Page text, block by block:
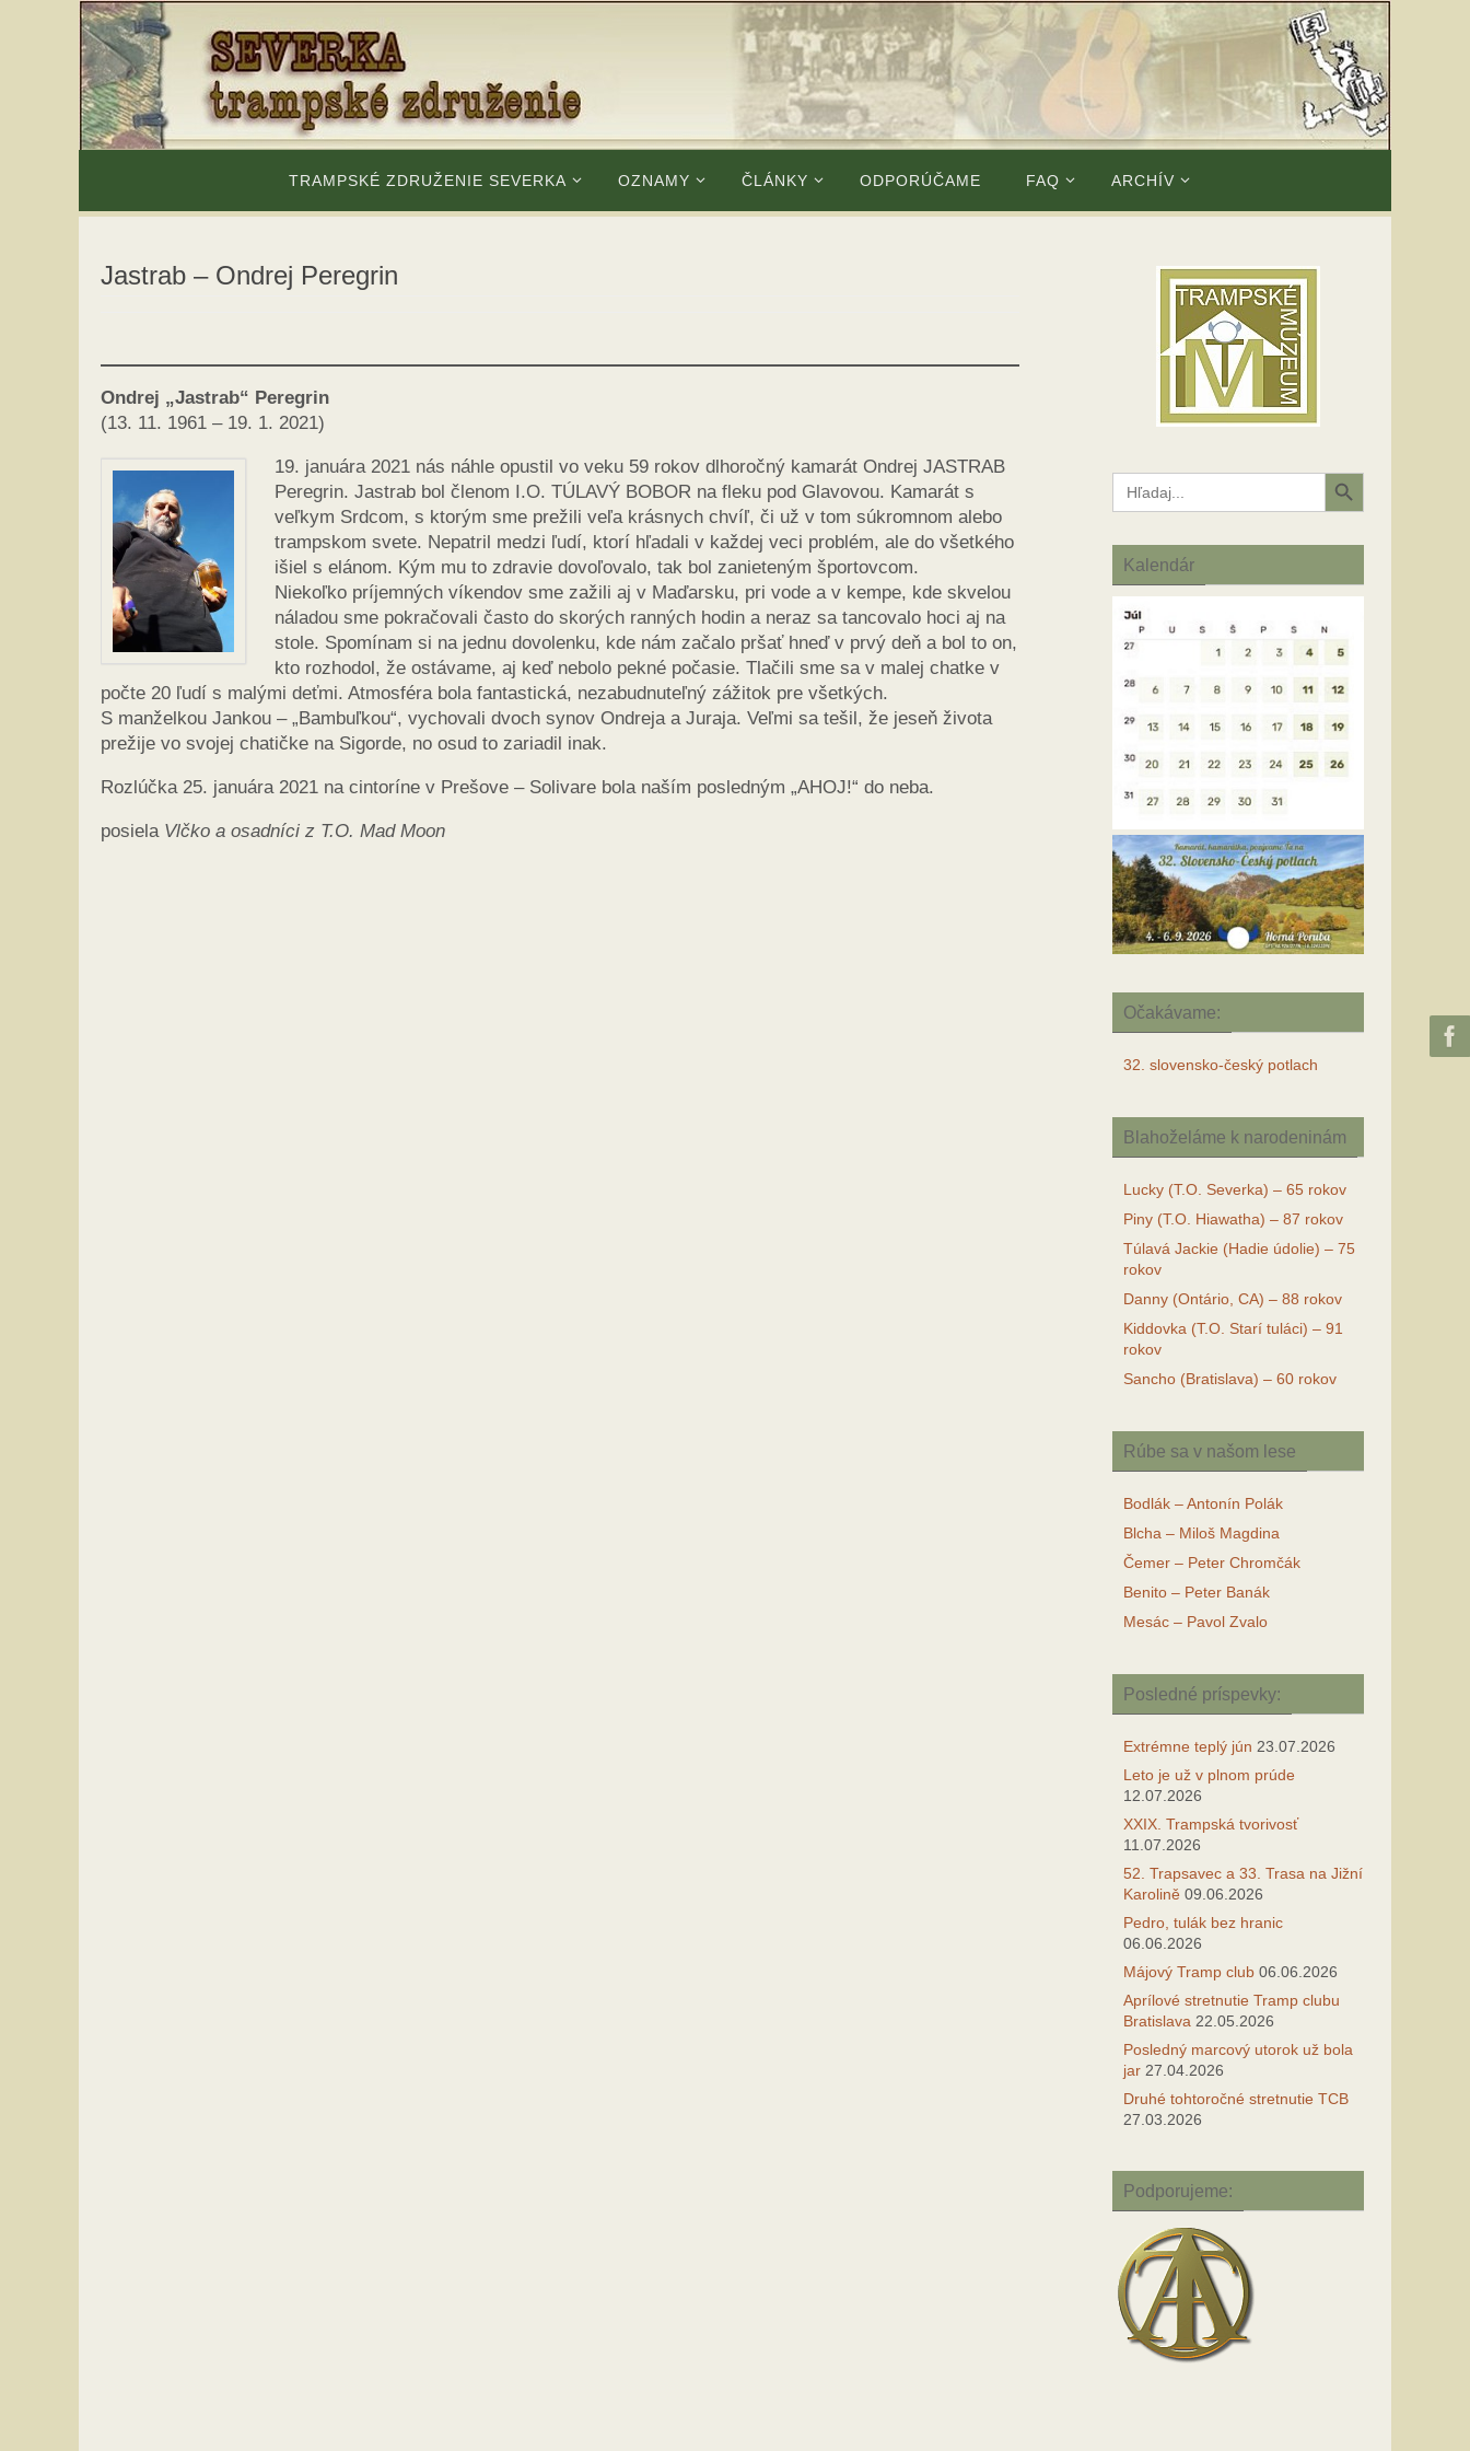
TRAMPSKÉ ZDRUŽENIE SEVERKA OZNAMY ČLÁNKY ODPORÚČAME FAQ ARCHÍV
Jastrab – Ondrej Peregrin
Ondrej „Jastrab“ Peregrin
(13. 11. 1961 – 19. 1. 2021)
19. januára 2021 nás náhle opustil vo veku 59 rokov dlhoročný kamarát Ondrej JASTRAB
Peregrin. Jastrab bol členom I.O. TÚLAVÝ BOBOR na fleku pod Glavovou. Kamarát s
veľkym Srdcom, s ktorým sme prežili veľa krásnych chvíľ, či už v tom súkromnom alebo
trampskom svete. Nepatril medzi ľudí, ktorí hľadali v každej veci problém, ale do všetkého
išiel s elánom. Kým mu to zdravie dovoľovalo, tak bol zanieteným športovcom.
Niekoľko príjemných víkendov sme zažili aj v Maďarsku, pri vode a v kempe, kde skvelou
náladou sme pokračovali často do skorých ranných hodin a neraz sa tancovalo hoci aj na
stole. Spomínam si na jednu dovolenku, kde nám začalo pršať hneď v prvý deň a bol to on,
kto rozhodol, že ostávame, aj keď nebolo pekné počasie. Tlačili sme sa v malej chatke v
počte 20 ľudí s malými deťmi. Atmosféra bola fantastická, nezabudnuteľný zážitok pre všetkých.
S manželkou Jankou – „Bambuľkou“, vychovali dvoch synov Ondreja a Juraja. Veľmi sa tešil, že jeseň života
prežije vo svojej chatičke na Sigorde, no osud to zariadil inak.
Rozlúčka 25. januára 2021 na cintoríne v Prešove – Solivare bola naším posledným „AHOJ!“ do neba.
posiela Vlčko a osadníci z T.O. Mad Moon
Search
for:
Search Button
Kalendár
Očakávame:
32. slovensko-český potlach
Blahoželáme k narodeninám
Lucky (T.O. Severka) – 65 rokov
Piny (T.O. Hiawatha) – 87 rokov
Túlavá Jackie (Hadie údolie) – 75
rokov
Danny (Ontário, CA) – 88 rokov
Kiddovka (T.O. Starí tuláci) – 91
rokov
Sancho (Bratislava) – 60 rokov
Rúbe sa v našom lese
Bodlák – Antonín Polák
Blcha – Miloš Magdina
Čemer – Peter Chromčák
Benito – Peter Banák
Mesác – Pavol Zvalo
Posledné príspevky:
Extrémne teplý jún 23.07.2026
Leto je už v plnom prúde
12.07.2026
XXIX. Trampská tvorivosť
11.07.2026
52. Trapsavec a 33. Trasa na Jižní
Karolině 09.06.2026
Pedro, tulák bez hranic
06.06.2026
Májový Tramp club 06.06.2026
Aprílové stretnutie Tramp clubu
Bratislava 22.05.2026
Posledný marcový utorok už bola
jar 27.04.2026
Druhé tohtoročné stretnutie TCB
27.03.2026
Podporujeme: